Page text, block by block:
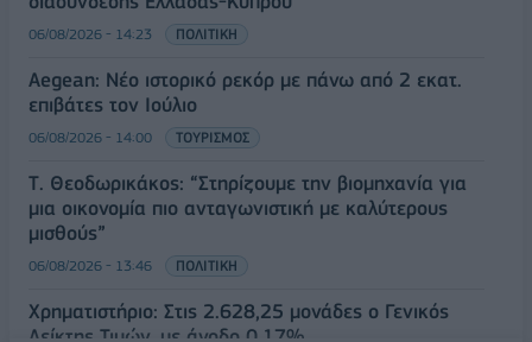
06/08/2026 - 14:23 ΠΟΛΙΤΙΚΗ
Aegean: Νέο ιστορικό ρεκόρ με πάνω από 2 εκατ.
επιβάτες τον Ιούλιο
06/08/2026 - 14:00 ΤΟΥΡΙΣΜΟΣ
Τ. Θεοδωρικάκος: “Στηρίζουμε την βιομηχανία για
μια οικονομία πιο ανταγωνιστική με καλύτερους
μισθούς”
06/08/2026 - 13:46 ΠΟΛΙΤΙΚΗ
Χρηματιστήριο: Στις 2.628,25 μονάδες ο Γενικός
Δείκτης Τιμών, με άνοδο 0,17%